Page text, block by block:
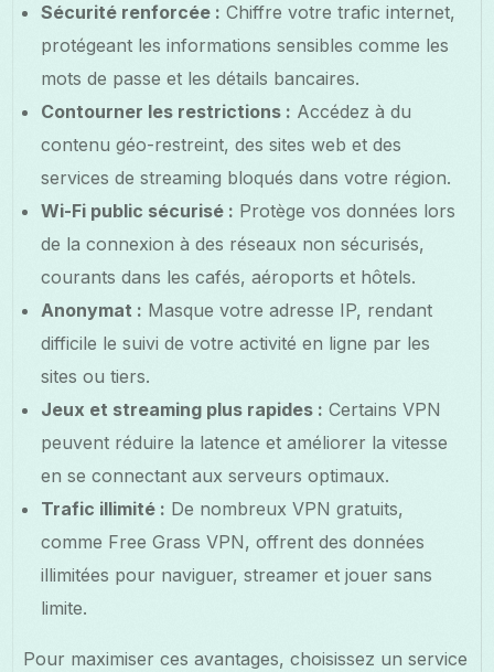
Sécurité renforcée : Chiffre votre trafic internet,
protégeant les informations sensibles comme les
mots de passe et les détails bancaires.
Contourner les restrictions : Accédez à du
contenu géo-restreint, des sites web et des
services de streaming bloqués dans votre région.
Wi-Fi public sécurisé : Protège vos données lors
de la connexion à des réseaux non sécurisés,
courants dans les cafés, aéroports et hôtels.
Anonymat : Masque votre adresse IP, rendant
difficile le suivi de votre activité en ligne par les
sites ou tiers.
Jeux et streaming plus rapides : Certains VPN
peuvent réduire la latence et améliorer la vitesse
en se connectant aux serveurs optimaux.
Trafic illimité : De nombreux VPN gratuits,
comme Free Grass VPN, offrent des données
illimitées pour naviguer, streamer et jouer sans
limite.
Pour maximiser ces avantages, choisissez un service